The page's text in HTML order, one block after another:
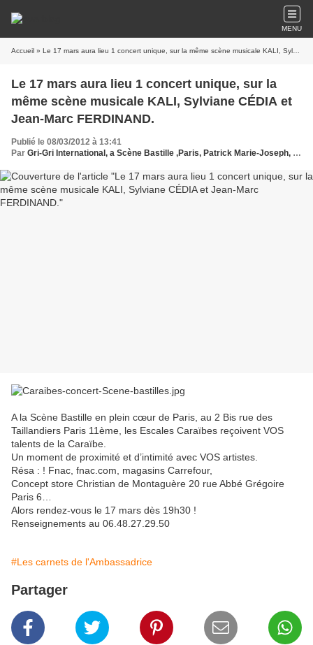
MENU
Accueil » Le 17 mars aura lieu 1 concert unique, sur la même scène musicale KALI, Sylviane CÉDIA et Jean-Marc FERDINAND.
Le 17 mars aura lieu 1 concert unique, sur la
même scène musicale KALI, Sylviane CÉDIA et
Jean-Marc FERDINAND.
Publié le 08/03/2012 à 13:41
Par Gri-Gri International, a Scène Bastille ,Paris, Patrick Marie-Joseph, Ma solange Oussou
A la Scène Bastille en plein cœur de Paris, au 2 Bis rue des
Taillandiers Paris 11ème, les Escales Caraïbes reçoivent VOS
talents de la Caraïbe.
Un moment de proximité et d’intimité avec VOS artistes.
Résa : ! Fnac, fnac.com, magasins Carrefour,
Concept store Christian de Montaguère 20 rue Abbé Grégoire
Paris 6…
Alors rendez-vous le 17 mars dès 19h30 !
Renseignements au 06.48.27.29.50
#Les carnets de l'Ambassadrice
Partager